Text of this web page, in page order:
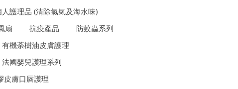
護理品 (清除氯氣及海水味)
扇 抗疫產品
防蚊蟲系列
有機荼樹油皮膚護理
法國嬰兒護理系列
皮膚口唇護理